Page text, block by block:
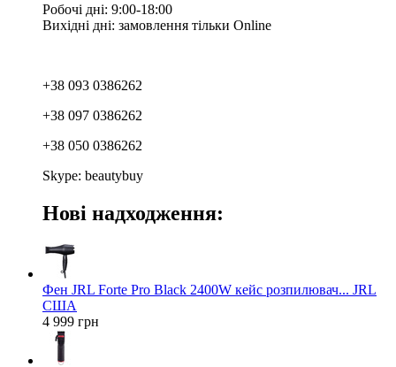
Робочі дні: 9:00-18:00
Вихідні дні: замовлення тільки Online
+38 093 0386262
+38 097 0386262
+38 050 0386262
Skype: beautybuy
Нові надходження:
Фен JRL Forte Pro Black 2400W кейс розпилювач... JRL
США
4 999 грн